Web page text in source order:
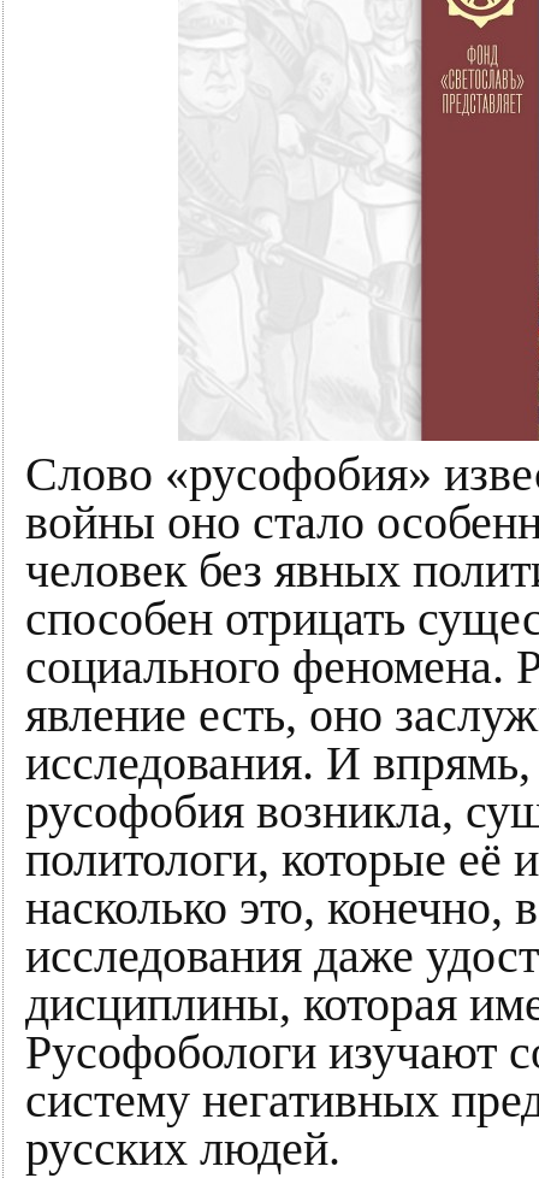
Слово «русофобия»
войны оно стало
человек без явных
способен отрицать
социального феномена.
явление есть, оно
исследования. И впрямь,
русофобия возникла,
политологи, которые её
насколько это, конечно,
исследования даже
дисциплины, которая
Русофобологи изучают
систему негативных
русских людей.